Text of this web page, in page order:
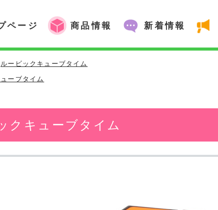
ページ 商品情報 新着情報
ルービックキューブタイム
ーブタイム
クキューブタイム